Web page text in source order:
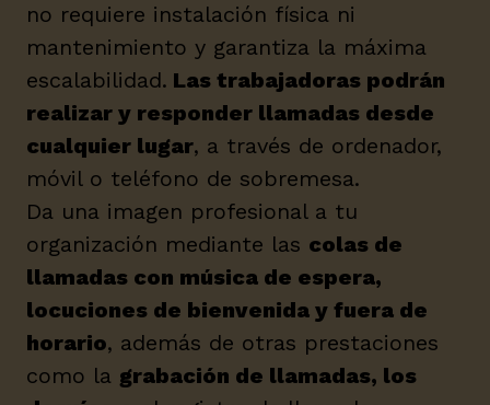
no requiere instalación física ni
mantenimiento y garantiza la máxima
escalabilidad. Las trabajadoras podrán
realizar y responder llamadas desde
cualquier lugar, a través de ordenador,
móvil o teléfono de sobremesa.
Da una imagen profesional a tu
organización mediante las colas de
llamadas con música de espera,
locuciones de bienvenida y fuera de
horario, además de otras prestaciones
como la grabación de llamadas, los